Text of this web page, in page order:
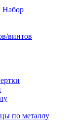
Набор
винтов
по металлу